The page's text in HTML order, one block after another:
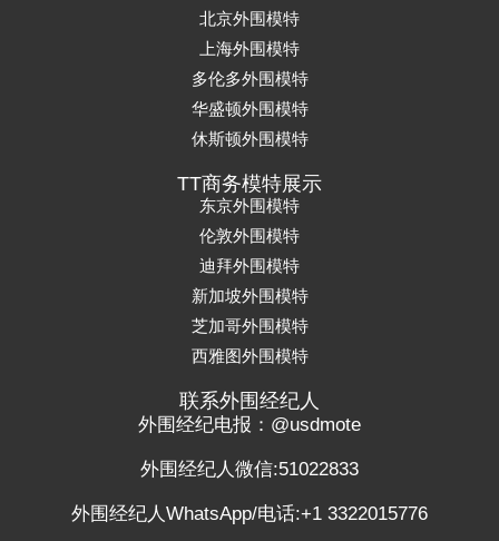
北京外围模特
上海外围模特
多伦多外围模特
华盛顿外围模特
休斯顿外围模特
TT商务模特展示
东京外围模特
伦敦外围模特
迪拜外围模特
新加坡外围模特
芝加哥外围模特
西雅图外围模特
联系外围经纪人
外围经纪电报：@usdmote
外围经纪人微信:51022833
外围经纪人WhatsApp/电话:+1 3322015776